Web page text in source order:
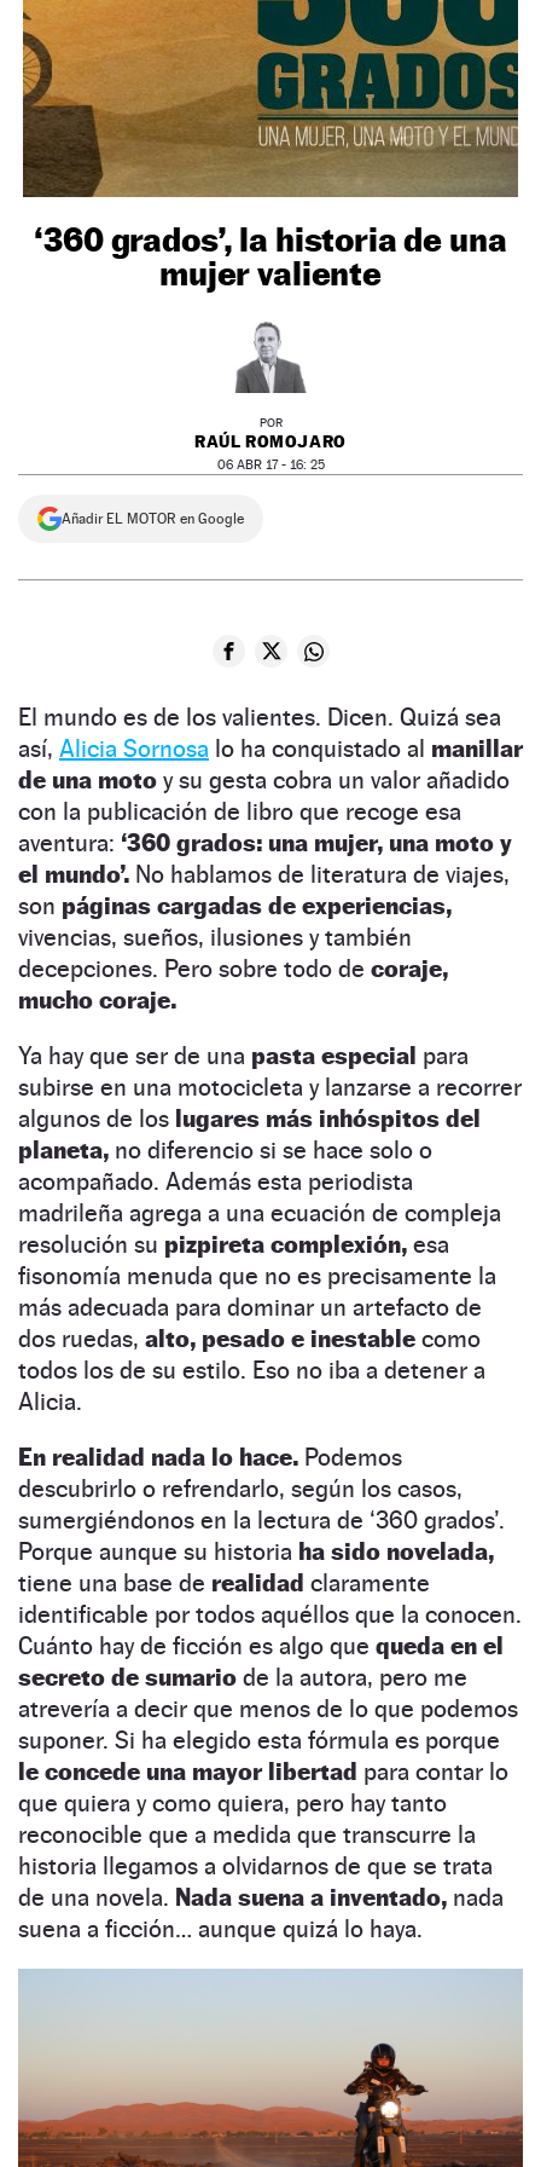
NEWSLETTER
SÍGUENOS
‘360 grados’, la historia de una
mujer valiente
POR
RAÚL ROMOJARO
06 ABR 17 - 16: 25
Añadir EL MOTOR en Google
El mundo es de los valientes. Dicen. Quizá sea
así, Alicia Sornosa lo ha conquistado al manillar
de una moto y su gesta cobra un valor añadido
con la publicación de libro que recoge esa
aventura: ‘360 grados: una mujer, una moto y
el mundo’. No hablamos de literatura de viajes,
son páginas cargadas de experiencias,
vivencias, sueños, ilusiones y también
decepciones. Pero sobre todo de coraje,
mucho coraje.
Ya hay que ser de una pasta especial para
subirse en una motocicleta y lanzarse a recorrer
algunos de los lugares más inhóspitos del
planeta, no diferencio si se hace solo o
acompañado. Además esta periodista
madrileña agrega a una ecuación de compleja
resolución su pizpireta complexión, esa
fisonomía menuda que no es precisamente la
más adecuada para dominar un artefacto de
dos ruedas, alto, pesado e inestable como
todos los de su estilo. Eso no iba a detener a
Alicia.
En realidad nada lo hace. Podemos
descubrirlo o refrendarlo, según los casos,
sumergiéndonos en la lectura de ‘360 grados’.
Porque aunque su historia ha sido novelada,
tiene una base de realidad claramente
identificable por todos aquéllos que la conocen.
Cuánto hay de ficción es algo que queda en el
secreto de sumario de la autora, pero me
atrevería a decir que menos de lo que podemos
suponer. Si ha elegido esta fórmula es porque
le concede una mayor libertad para contar lo
que quiera y como quiera, pero hay tanto
reconocible que a medida que transcurre la
historia llegamos a olvidarnos de que se trata
de una novela. Nada suena a inventado, nada
suena a ficción… aunque quizá lo haya.